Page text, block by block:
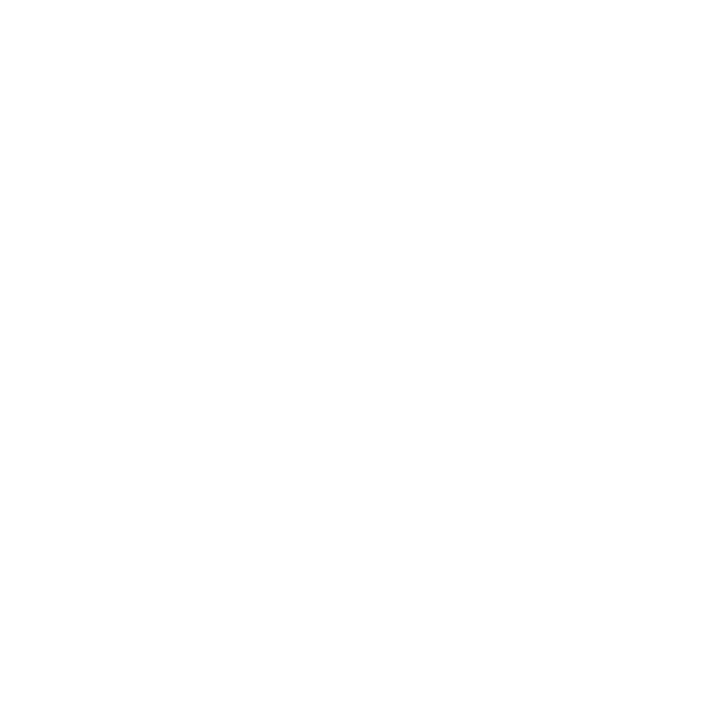
unsere täglichen Tauchausfahrten im August 2025!
der kleinen und auch großen Schätze, die unser schönes Rotes Meer zu bieten hat. Außerdem erzählen sie über all das, was sie auf
auf unseren mehrtägigen Minisafaris halten sie euch stets auf dem Laufenden. Egal, ob Early Morning Dive oder
Abu Nuhas oder an der Thistlegorm stehen auf dem Programm. Ob im Norden oder Süden, ihr seid mit an Bord!
erscheinen täglich! 365 Tage im Jahr könnt ihr mit uns zusammen auf die Reise gehen und im
täglichen Tauchausfahrten!